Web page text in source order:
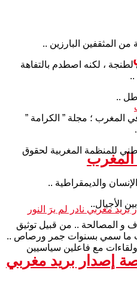
المغرب
إصدار بريد مغربي
، لكنه اصطدم بالتفاهة
..
..
المغرب ؛ مجلة ” الكرامة ”
للمنظمة المغربية لحقوق
والديمقراطية ..
الأجيال..
و المصالحة .. من قبيل توثيق
ما سمي بسنوات جمر ورصاص ..
ولقاءات مع فاعلين سياسيين